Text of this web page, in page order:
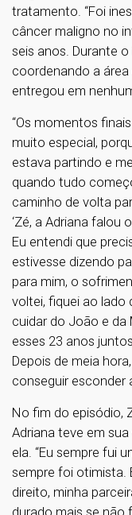
tratamento. “Foi
câncer maligno no
seis anos. Durante
coordenando a área
entregou em
“Os momentos
muito especial,
estava partindo e
quando tudo
caminho de volta
‘Zé, a Adriana falou
Eu entendi que
estivesse dizendo
para mim, o
voltei, fiquei ao lado
cuidar do João e da
esses 23 anos
Depois de meia
conseguir esconder
No fim do episódio,
Adriana teve em
ela. “Eu sempre fui
sempre foi otimista.
direito, minha
durado mais se não